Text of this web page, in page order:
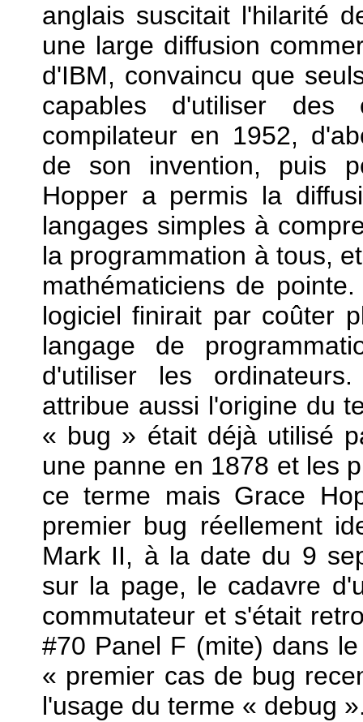
anglais suscitait l'hilarité
une large diffusion
d'IBM, convaincu que
capables d'utiliser des
compilateur en 1952,
de son invention, puis
Hopper a permis la
langages simples à
la programmation à tous,
mathématiciens de
logiciel finirait par coûter
langage de
d'utiliser les
attribue aussi l'origine du
« bug » était déjà utilisé
une panne en 1878 et les
ce terme mais Grace
premier bug réellement
Mark II, à la date du 9
sur la page, le cadavre
commutateur et s'était
#70 Panel F (mite) dans
« premier cas de bug
l'usage du terme « debug